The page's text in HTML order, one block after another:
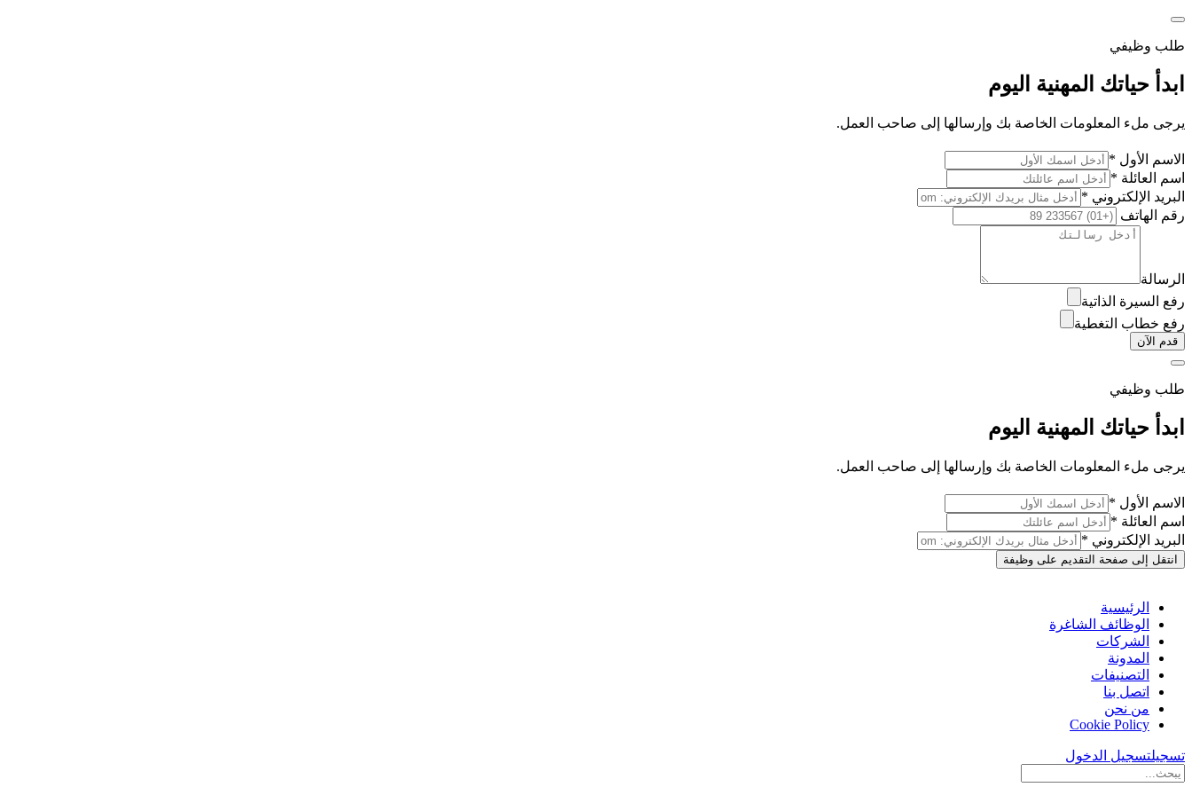
طلب وظيفي
ابدأ حياتك المهنية اليوم
يرجى ملء المعلومات الخاصة بك وإرسالها إلى صاحب العمل.
الاسم الأول *
اسم العائلة *
البريد الإلكتروني *
رقم الهاتف
الرسالة
رفع السيرة الذاتية
رفع خطاب التغطية
قدم الآن
طلب وظيفي
ابدأ حياتك المهنية اليوم
يرجى ملء المعلومات الخاصة بك وإرسالها إلى صاحب العمل.
الاسم الأول *
اسم العائلة *
البريد الإلكتروني *
انتقل إلى صفحة التقديم على وظيفة
الرئيسية
الوظائف الشاغرة
الشركات
المدونة
التصنيفات
اتصل بنا
من نحن
Cookie Policy
تسجيلتسجيل الدخول